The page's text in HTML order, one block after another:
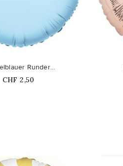
Runder...
Price
CHF 2,50